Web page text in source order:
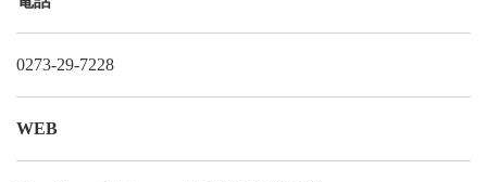
0273-29-7228
WEB